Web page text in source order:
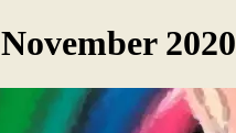
November 2020